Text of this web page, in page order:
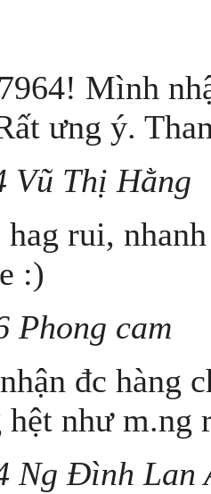
Mình
ưng ý.
Vũ Thị Hằng
rui,
:)
Phong cam
đc hàng
như m.ng
Ng Đình Lan